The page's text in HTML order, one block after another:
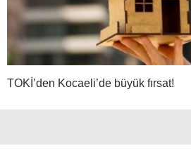
TOKİ’den Kocaeli’de büyük fırsat!